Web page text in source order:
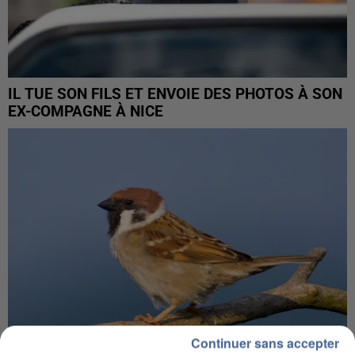
IL TUE SON FILS ET ENVOIE DES PHOTOS À SON
EX-COMPAGNE À NICE
Continuer sans accepter